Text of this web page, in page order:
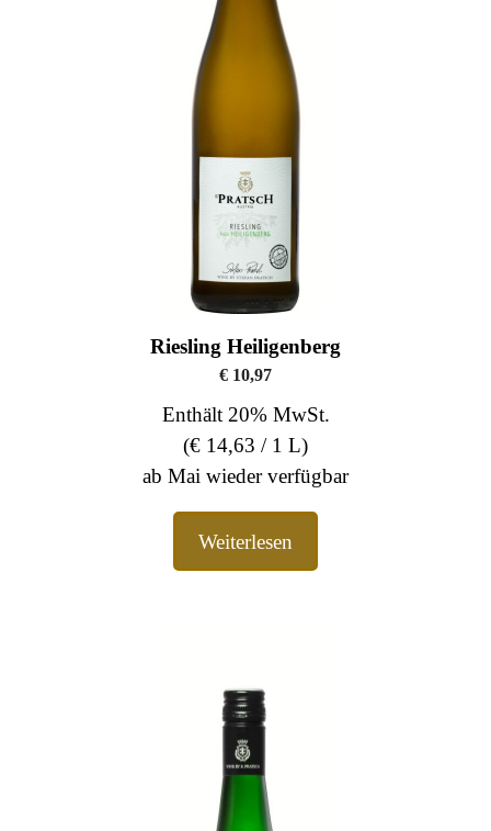
Riesling Heiligenberg
€ 10,97
Enthält 20% MwSt.
(€ 14,63 / 1 L)
ab Mai wieder verfügbar
Weiterlesen